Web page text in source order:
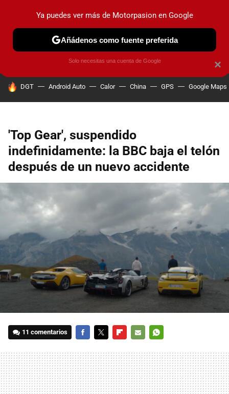
PRUEBAS COCHES ELÉCTRICOS OBSERVATORIO
HOY SE HABLA DE
DGT Android Auto Calor China GPS Google Maps
'Top Gear', suspendido
indefinidamente: la BBC baja el telón
después de un nuevo accidente
11 comentarios
MAIL
×
Ya puedes ver más de Motorpasion en Google
Añádenos como fuente preferida
Solo necesitas una cuenta de Google